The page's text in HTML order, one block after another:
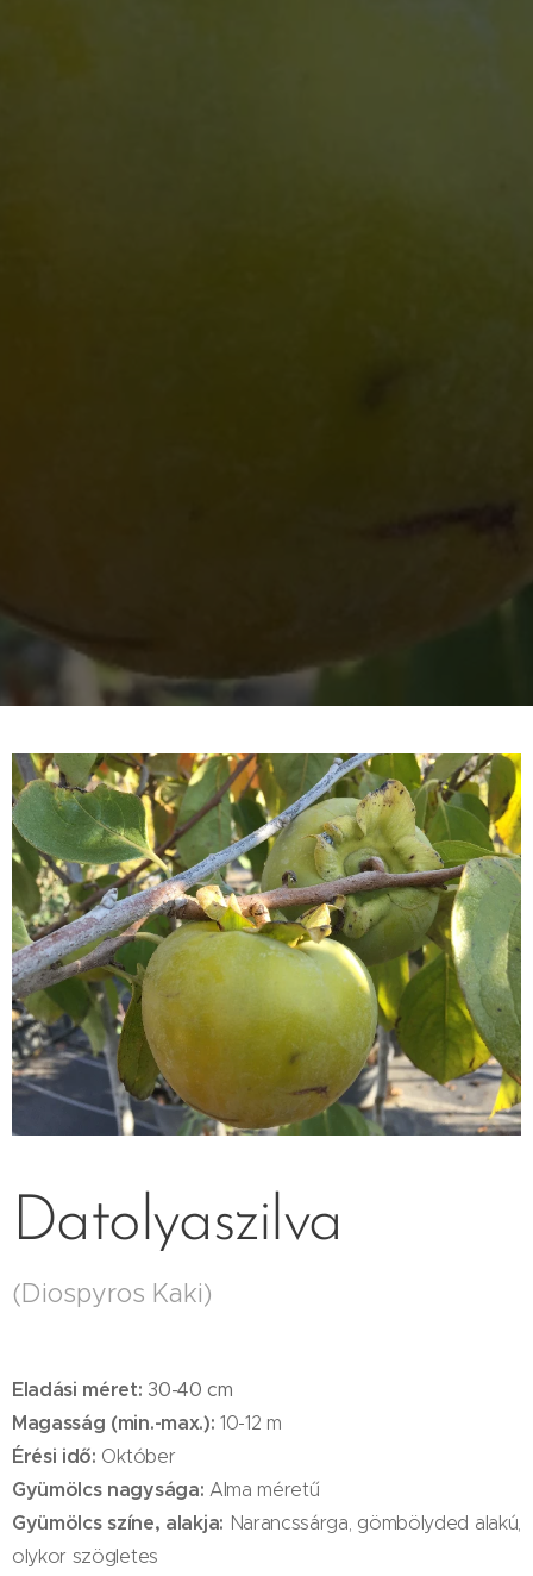
Datolyaszilva
(Diospyros Kaki)
Eladási méret: 30-40 cm
Magasság (min.-max.): 10-12 m
Érési idő: Október
Gyümölcs nagysága: Alma méretű
Gyümölcs színe, alakja: Narancssárga, gömbölyded alakú,
olykor szögletes